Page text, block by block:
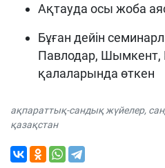
Ақтауда осы жоба
Бұған дейін
Павлодар,
қалаларында өткен
ақпараттық-сандық жүйелер,
қазақстан